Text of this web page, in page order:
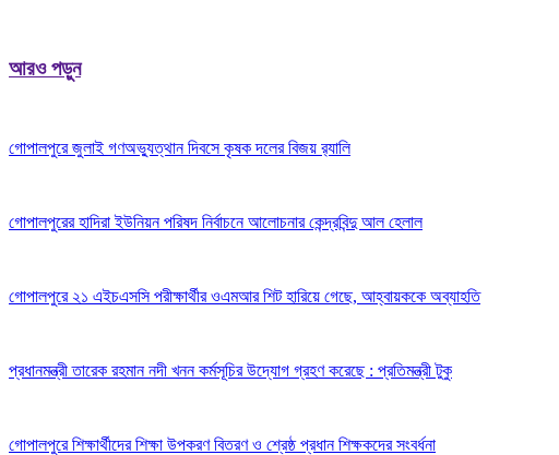
আরও পড়ুন
গোপালপুরে জুলাই গণঅভ্যুত্থান দিবসে কৃষক দলের বিজয় র‍্যালি
গোপালপুরের হাদিরা ইউনিয়ন পরিষদ নির্বাচনে আলোচনার কেন্দ্রবিন্দু আল হেলাল
গোপালপুরে ২১ এইচএসসি পরীক্ষার্থীর ওএমআর শিট হারিয়ে গেছে, আহ্বায়ককে অব্যাহতি
প্রধানমন্ত্রী তারেক রহমান নদী খনন কর্মসূচির উদ্যোগ গ্রহণ করেছে : প্রতিমন্ত্রী টুকু
গোপালপুরে শিক্ষার্থীদের শিক্ষা উপকরণ বিতরণ ও শ্রেষ্ঠ প্রধান শিক্ষকদের সংবর্ধনা